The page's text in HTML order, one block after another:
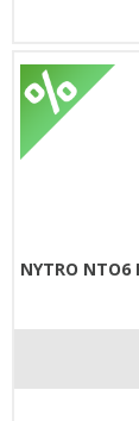
NYTRO NTO6